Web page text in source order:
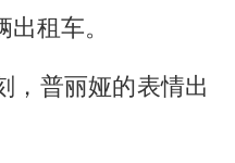
租车。
，普丽娅的表情出